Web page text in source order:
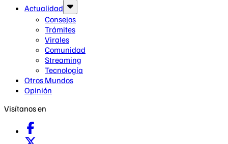
Actualidad
Consejos
Trámites
Virales
Comunidad
Streaming
Tecnología
Otros Mundos
Opinión
Visítanos en